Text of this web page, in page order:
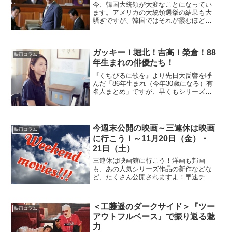
今、韓国大統領が大変なことになってい
ます。アメリカの大統領選挙の結果も大
騒ぎですが、韓国ではそれが霞むほどの
いかねない状況です。...
映画コラム
ガッキー！堀北！吉高！榮倉！88
年生まれの俳優たち！
『くちびるに歌を』より先日大反響を呼
んだ「86年生まれ（今年30歳になる）有
名人まとめ」ですが、早くもシリーズ
とになりました。...
映画コラム
今週末公開の映画～三連休は映画
に行こう！～11月20日（金）・
21日（土）
三連休は映画館に行こう！洋画も邦画
も、あの人気シリーズ作品の新作などな
ど、たくさん公開されますよ！早速チェ
ボリューション監督：フランシス・ロー
レンス出演：...
映画コラム
＜工藤遥のダークサイド＞『ツー
アウトフルベース』で振り返る魅
力